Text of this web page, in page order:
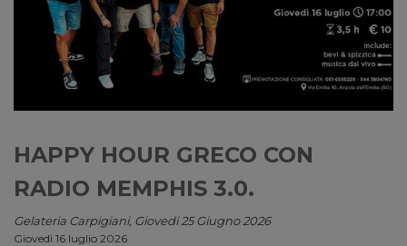
HAPPY HOUR GRECO CON
RADIO MEMPHIS 3.0.
Gelateria Carpigiani, Giovedi 25 Giugno 2026
Giovedì 16 luglio 2026